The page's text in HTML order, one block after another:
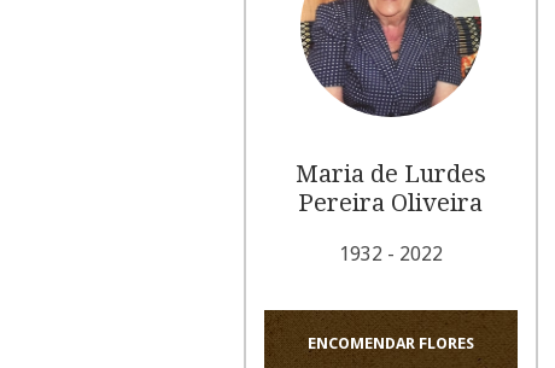
Maria de Lurdes
Pereira Oliveira
1932 - 2022
ENCOMENDAR FLORES